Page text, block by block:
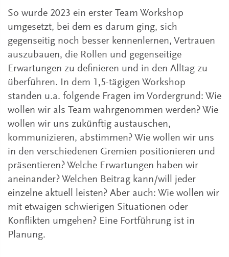
So wurde 2023 ein erster Team Workshop
umgesetzt, bei dem es darum ging, sich
gegenseitig noch besser kennenlernen, Vertrauen
auszubauen, die Rollen und gegenseitige
Erwartungen zu definieren und in den Alltag zu
überführen. In dem 1,5-tägigen Workshop
standen u.a. folgende Fragen im Vordergrund: Wie
wollen wir als Team wahrgenommen werden? Wie
wollen wir uns zukünftig austauschen,
kommunizieren, abstimmen? Wie wollen wir uns
in den verschiedenen Gremien positionieren und
präsentieren? Welche Erwartungen haben wir
aneinander? Welchen Beitrag kann/will jeder
einzelne aktuell leisten? Aber auch: Wie wollen wir
mit etwaigen schwierigen Situationen oder
Konflikten umgehen? Eine Fortführung ist in
Planung.